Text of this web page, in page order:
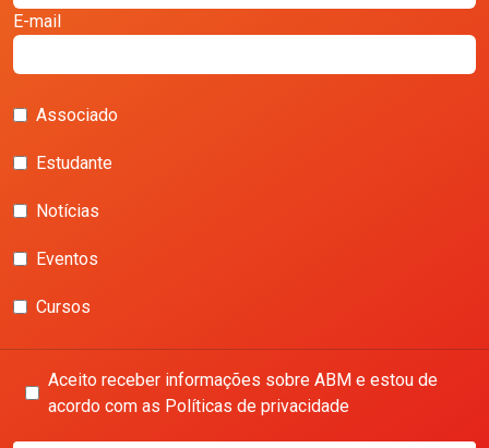
E-mail
Associado
Estudante
Notícias
Eventos
Cursos
Aceito receber informações sobre ABM e estou de
acordo com as Políticas de privacidade